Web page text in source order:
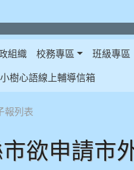
組織 校務專區 班級專區
小樹心語線上輔導信箱
報列表
欲申請市